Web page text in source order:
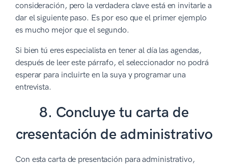
consideración, pero la verdadera clave está en invitarle a
dar el siguiente paso. Es por eso que el primer ejemplo
es mucho mejor que el segundo.
Si bien tú eres especialista en tener al día las agendas,
después de leer este párrafo, el seleccionador no podrá
esperar para incluirte en la suya y programar una
entrevista.
8. Concluye tu carta de
cresentación de administrativo
Con esta carta de presentación para administrativo,